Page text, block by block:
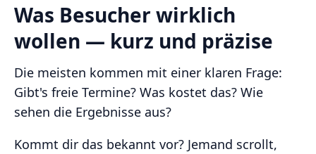
Was Besucher wirklich
wollen — kurz und präzise
Die meisten kommen mit einer klaren Frage:
Gibt's freie Termine? Was kostet das? Wie
sehen die Ergebnisse aus?
Kommt dir das bekannt vor? Jemand scrollt,